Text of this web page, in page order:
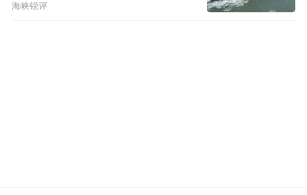
海峡锐评